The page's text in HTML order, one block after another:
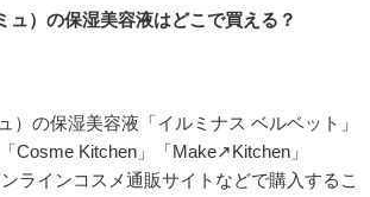
ュ）の保湿美容液はどこで買える？
）の保湿美容液「イルミナス ベルベット」
Cosme Kitchen」「Make↗︎Kitchen」
ンラインコスメ通販サイトなどで購入するこ